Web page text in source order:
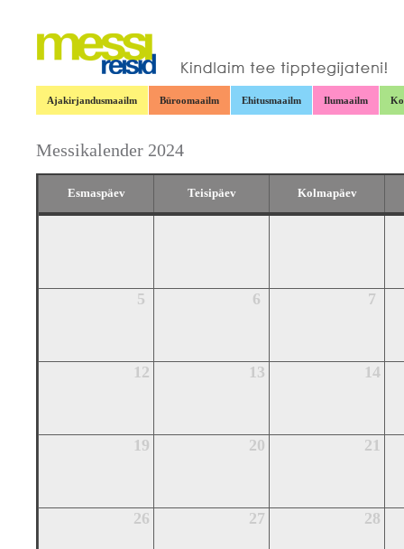
Ajakirjandusmaailm Büroomaailm Ehitusmaailm Ilumaailm
Messikalender 2024
Esmaspäev Teisipäev Kolmapäev
5 6 7
12 13 14
19 20 21
26 27 28